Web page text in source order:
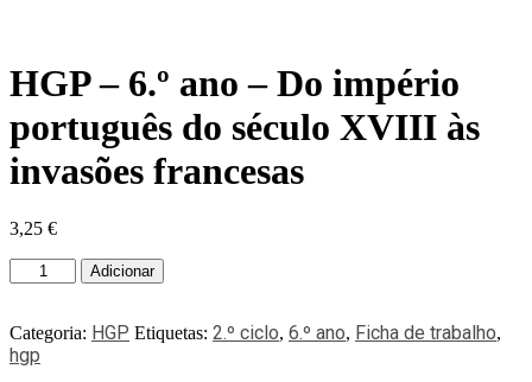
HGP – 6.º ano – Do império
português do século XVIII às
invasões francesas
3,25 €
Adicionar
Categoria: HGP Etiquetas: 2.º ciclo, 6.º ano, Ficha de trabalho,
hgp